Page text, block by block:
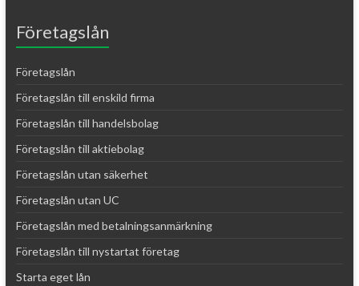
Företagslån
Företagslån
Företagslån till enskild firma
Företagslån till handelsbolag
Företagslån till aktiebolag
Företagslån utan säkerhet
Företagslån utan UC
Företagslån med betalningsanmärkning
Företagslån till nystartat företag
Starta eget lån